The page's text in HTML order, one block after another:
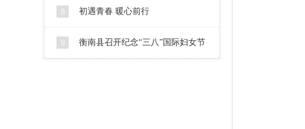
级代表人选公示
8 初遇青春 暖心前行
9 衡南县召开纪念“三八”国际妇女节